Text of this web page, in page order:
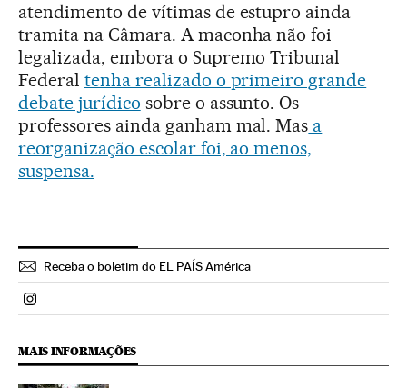
atendimento de vítimas de estupro ainda
tramita na Câmara. A maconha não foi
legalizada, embora o Supremo Tribunal
Federal tenha realizado o primeiro grande
debate jurídico sobre o assunto. Os
professores ainda ganham mal. Mas a
reorganização escolar foi, ao menos,
suspensa.
Receba o boletim do EL PAÍS América
Politica El País Brasil en Instagram
MAIS INFORMAÇÕES